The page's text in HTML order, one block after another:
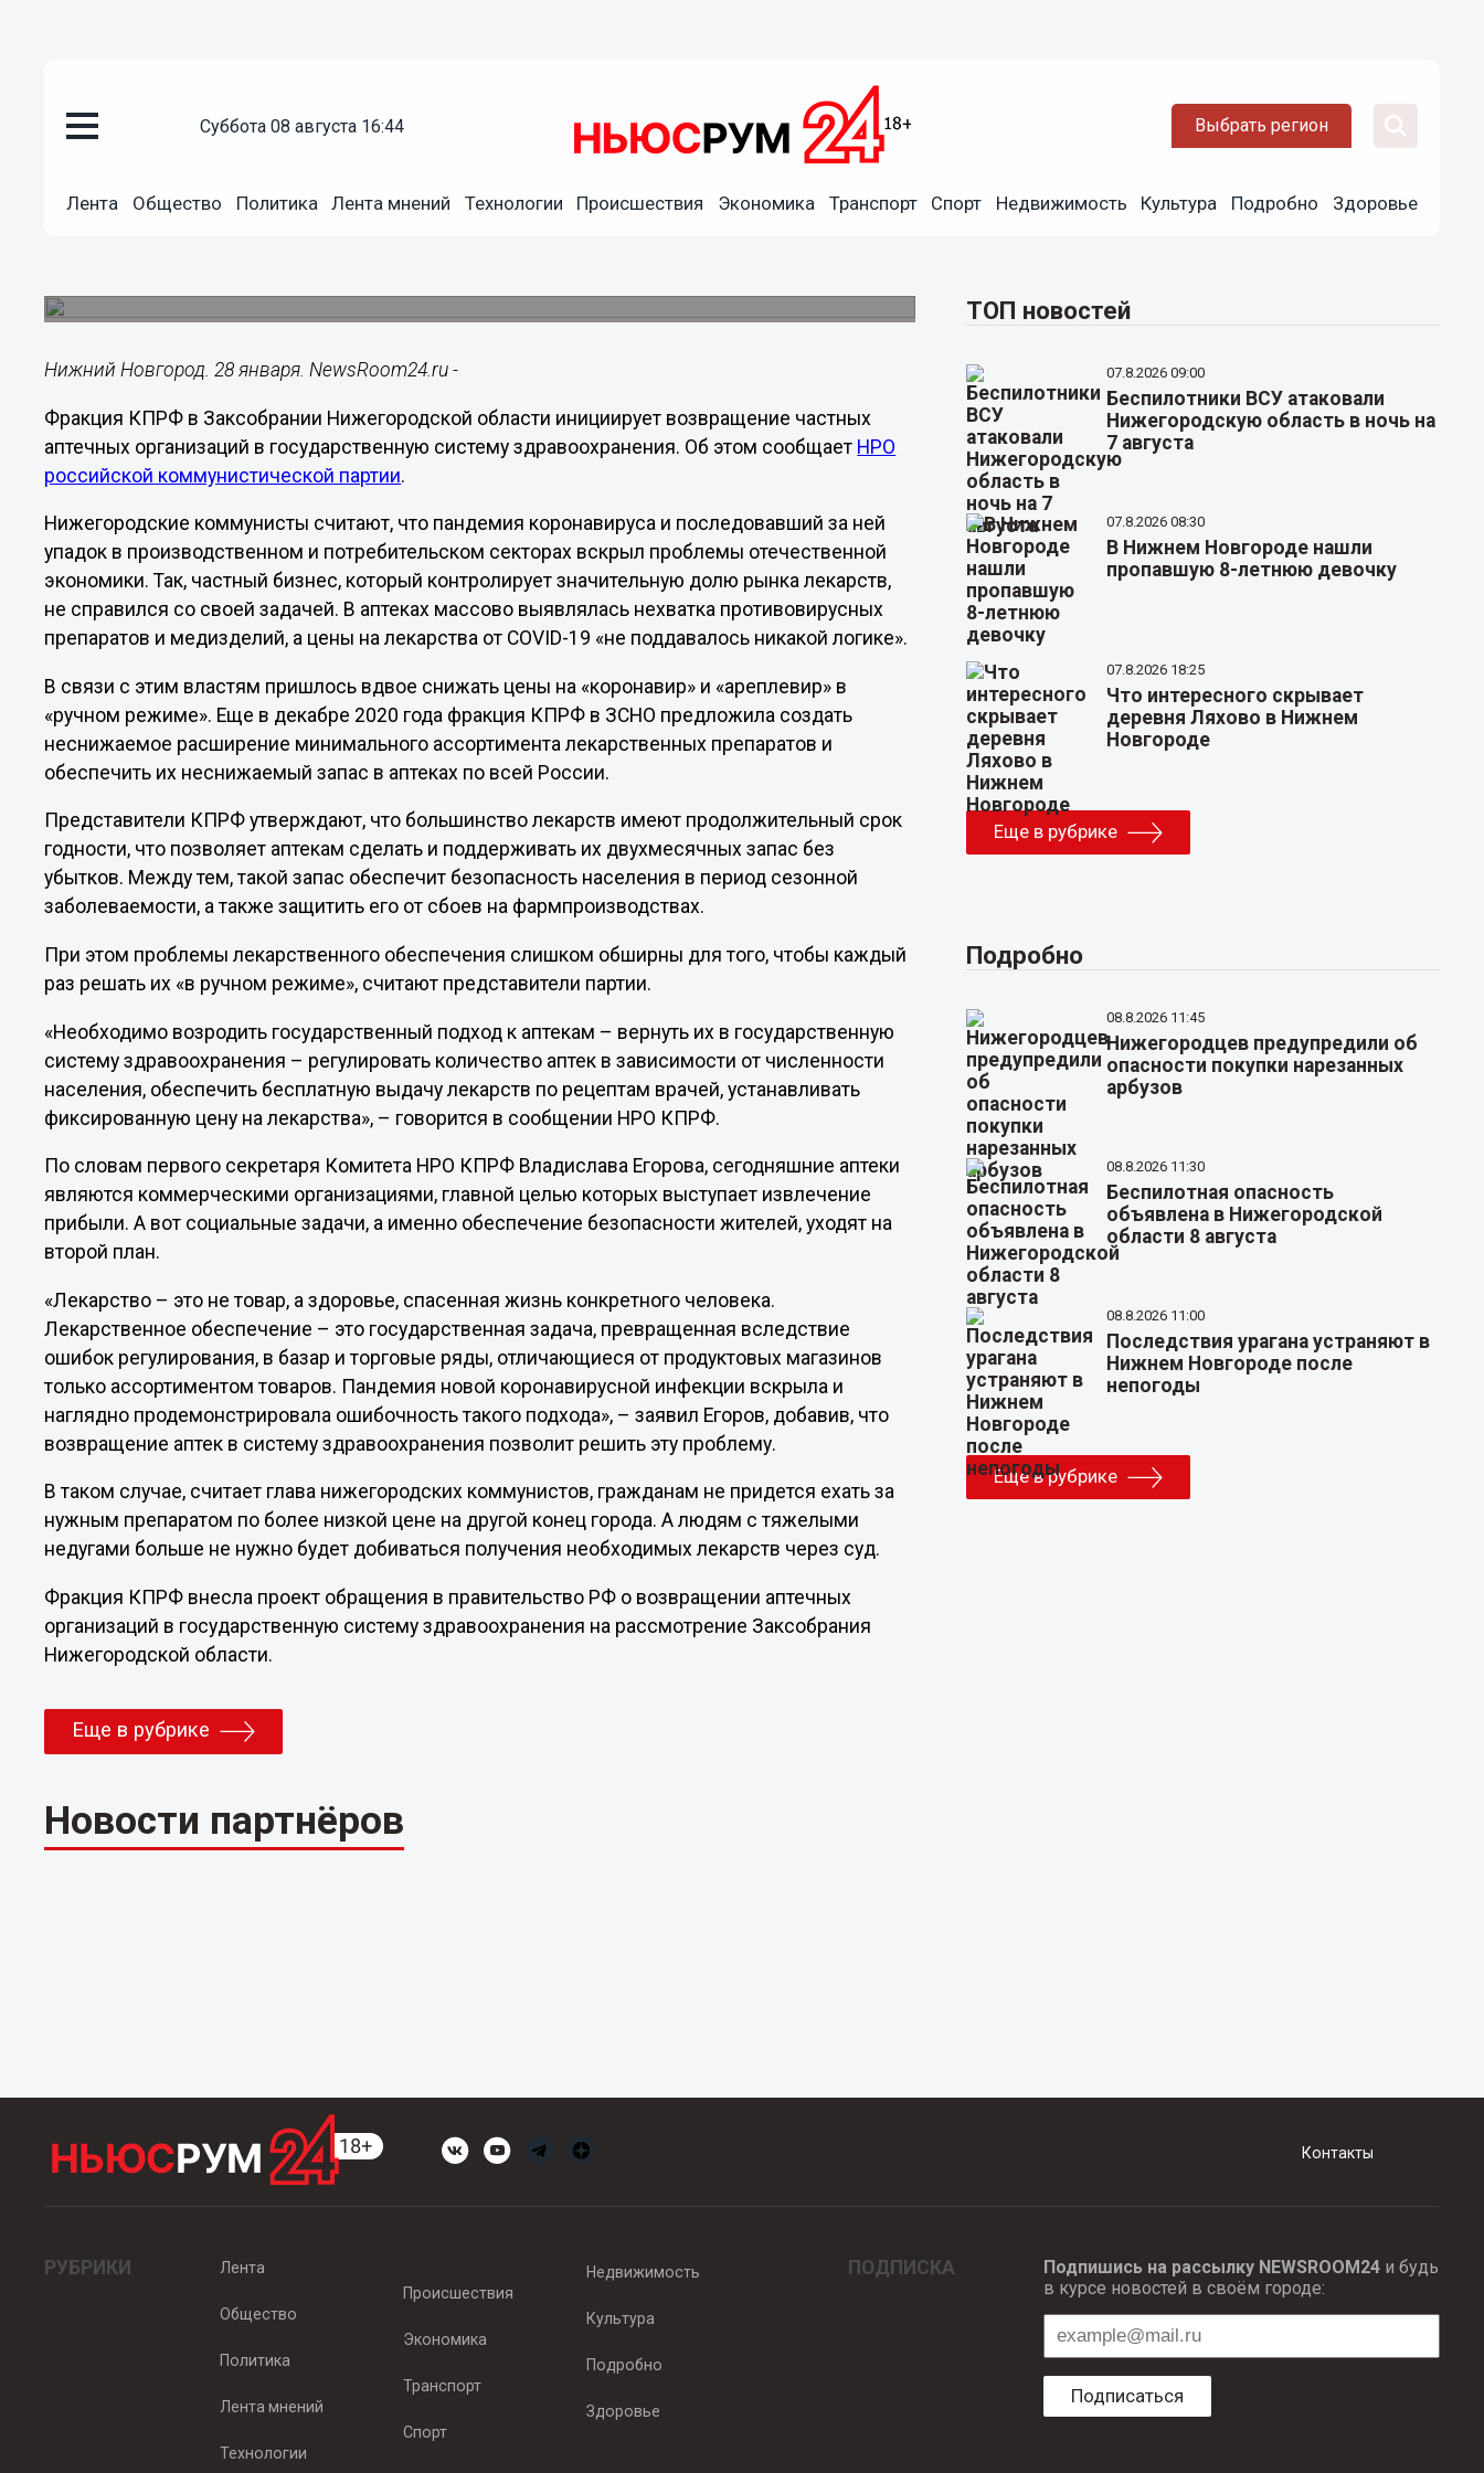
суббота 08 августа 16:44 Выбрать регион
Лента Общество Политика Лента мнений Технологии Происшествия Экономика Транспорт Спорт Недвижимость Культура Подробно Здоровье
НРО КПРФ предложило вернуть аптеки в государственную
Нижний Новгород. 28 января. NewsRoom24.ru -
Фракция КПРФ в Заксобрании Нижегородской области инициирует возвращение частных
аптечных организаций в государственную систему здравоохранения. Об этом сообщает НРО
российской коммунистической партии.
Нижегородские коммунисты считают, что пандемия коронавируса и последовавший за ней
упадок в производственном и потребительском секторах вскрыл проблемы отечественной
экономики. Так, частный бизнес, который контролирует значительную долю рынка лекарств,
не справился со своей задачей. В аптеках массово выявлялась нехватка противовирусных
препаратов и медизделий, а цены на лекарства от COVID-19 «не поддавалось никакой логике».
В связи с этим властям пришлось вдвое снижать цены на «коронавир» и «ареплевир» в
«ручном режиме». Еще в декабре 2020 года фракция КПРФ в ЗСНО предложила создать
неснижаемое расширение минимального ассортимента лекарственных препаратов и
обеспечить их неснижаемый запас в аптеках по всей России.
Представители КПРФ утверждают, что большинство лекарств имеют продолжительный срок
годности, что позволяет аптекам сделать и поддерживать их двухмесячных запас без
убытков. Между тем, такой запас обеспечит безопасность населения в период сезонной
заболеваемости, а также защитить его от сбоев на фармпроизводствах.
При этом проблемы лекарственного обеспечения слишком обширны для того, чтобы каждый
раз решать их «в ручном режиме», считают представители партии.
«Необходимо возродить государственный подход к аптекам – вернуть их в государственную
систему здравоохранения – регулировать количество аптек в зависимости от численности
населения, обеспечить бесплатную выдачу лекарств по рецептам врачей, устанавливать
фиксированную цену на лекарства», – говорится в сообщении НРО КПРФ.
По словам первого секретаря Комитета НРО КПРФ Владислава Егорова, сегодняшние аптеки
являются коммерческими организациями, главной целью которых выступает извлечение
прибыли. А вот социальные задачи, а именно обеспечение безопасности жителей, уходят на
второй план.
«Лекарство – это не товар, а здоровье, спасенная жизнь конкретного человека.
Лекарственное обеспечение – это государственная задача, превращенная вследствие
ошибок регулирования, в базар и торговые ряды, отличающиеся от продуктовых магазинов
только ассортиментом товаров. Пандемия новой коронавирусной инфекции вскрыла и
наглядно продемонстрировала ошибочность такого подхода», – заявил Егоров, добавив, что
возвращение аптек в систему здравоохранения позволит решить эту проблему.
В таком случае, считает глава нижегородских коммунистов, гражданам не придется ехать за
нужным препаратом по более низкой цене на другой конец города. А людям с тяжелыми
недугами больше не нужно будет добиваться получения необходимых лекарств через суд.
Фракция КПРФ внесла проект обращения в правительство РФ о возвращении аптечных
организаций в государственную систему здравоохранения на рассмотрение Заксобрания
Нижегородской области.
Еще в рубрике
Новости партнёров
ТОП новостей
07.8.2026 09:00
Беспилотники ВСУ атаковали
Нижегородскую область в ночь на
7 августа
07.8.2026 08:30
В Нижнем Новгороде нашли
пропавшую 8-летнюю девочку
07.8.2026 18:25
Что интересного скрывает
деревня Ляхово в Нижнем
Новгороде
Еще в рубрике
Подробно
08.8.2026 11:45
Нижегородцев предупредили об
опасности покупки нарезанных
арбузов
08.8.2026 11:30
Беспилотная опасность
объявлена в Нижегородской
области 8 августа
08.8.2026 11:00
Последствия урагана устраняют в
Нижнем Новгороде после
непогоды
Еще в рубрике
Контакты
РУБРИКИ Лента
Общество
Политика
Лента мнений
Технологии
Происшествия
Экономика
Транспорт
Спорт
Недвижимость
Культура
Подробно
Здоровье
ПОДПИСКА Подпишись на рассылку NEWSROOM24и будь
в курсе новостей в своём городе:
Подписаться